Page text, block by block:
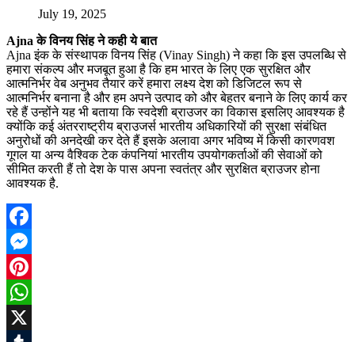
July 19, 2025
Ajna के विनय सिंह ने कही ये बात
Ajna इंक के संस्थापक विनय सिंह (Vinay Singh) ने कहा कि इस उपलब्धि से
हमारा संकल्प और मजबूत हुआ है कि हम भारत के लिए एक सुरक्षित और
आत्मनिर्भर वेब अनुभव तैयार करें हमारा लक्ष्य देश को डिजिटल रूप से
आत्मनिर्भर बनाना है और हम अपने उत्पाद को और बेहतर बनाने के लिए कार्य कर
रहे हैं उन्होंने यह भी बताया कि स्वदेशी ब्राउजर का विकास इसलिए आवश्यक है
क्योंकि कई अंतरराष्ट्रीय ब्राउजर्स भारतीय अधिकारियों की सुरक्षा संबंधित
अनुरोधों की अनदेखी कर देते हैं इसके अलावा अगर भविष्य में किसी कारणवश
गूगल या अन्य वैश्विक टेक कंपनियां भारतीय उपयोगकर्ताओं की सेवाओं को
सीमित करती हैं तो देश के पास अपना स्वतंत्र और सुरक्षित ब्राउजर होना
आवश्यक है.
Facebook
Messenger
Pinterest
WhatsApp